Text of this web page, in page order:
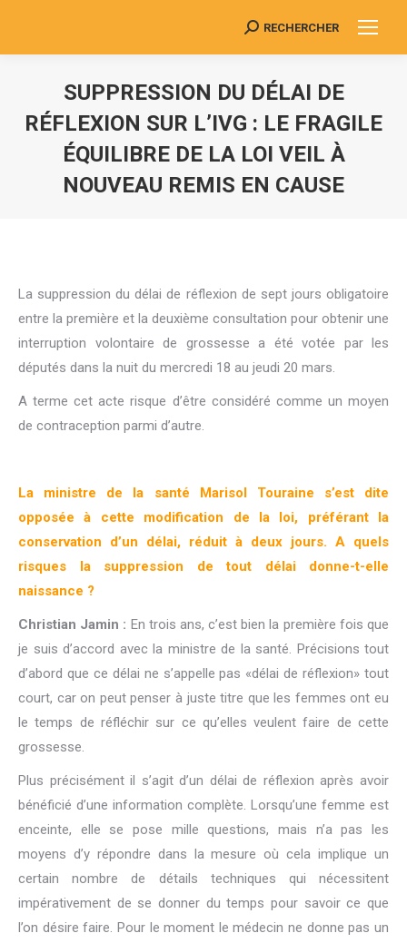
Search:
RECHERCHER
SUPPRESSION DU DÉLAI DE
RÉFLEXION SUR L’IVG : LE FRAGILE
ÉQUILIBRE DE LA LOI VEIL À
NOUVEAU REMIS EN CAUSE
La suppression du délai de réflexion de sept jours obligatoire
entre la première et la deuxième consultation pour obtenir une
interruption volontaire de grossesse a été votée par les
députés dans la nuit du mercredi 18 au jeudi 20 mars.
A terme cet acte risque d’être considéré comme un moyen
de contraception parmi d’autre.
La ministre de la santé Marisol Touraine s’est dite
opposée à cette modification de la loi, préférant la
conservation d’un délai, réduit à deux jours. A quels
risques la suppression de tout délai donne-t-elle
naissance ?
Christian Jamin : En trois ans, c’est bien la première fois que
je suis d’accord avec la ministre de la santé. Précisions tout
d’abord que ce délai ne s’appelle pas «délai de réflexion» tout
court, car on peut penser à juste titre que les femmes ont eu
le temps de réfléchir sur ce qu’elles veulent faire de cette
grossesse.
Plus précisément il s’agit d’un délai de réflexion après avoir
bénéficié d’une information complète. Lorsqu’une femme est
enceinte, elle se pose mille questions, mais n’a pas les
moyens d’y répondre dans la mesure où cela implique un
certain nombre de détails techniques qui nécessitent
impérativement de se donner du temps pour savoir ce que
l’on désire faire. Pour le moment le médecin ne donne pas un